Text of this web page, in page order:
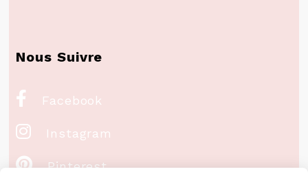
Nous Suivre
 Facebook
 Instagram
Pinterest